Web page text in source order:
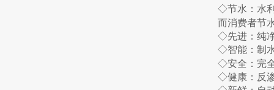
◇节水：水
而消费者节
◇先进：纯
◇智能：制
◇安全：完
◇健康：反